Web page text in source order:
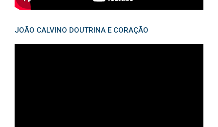
JOÃO CALVINO DOUTRINA E CORAÇÃO